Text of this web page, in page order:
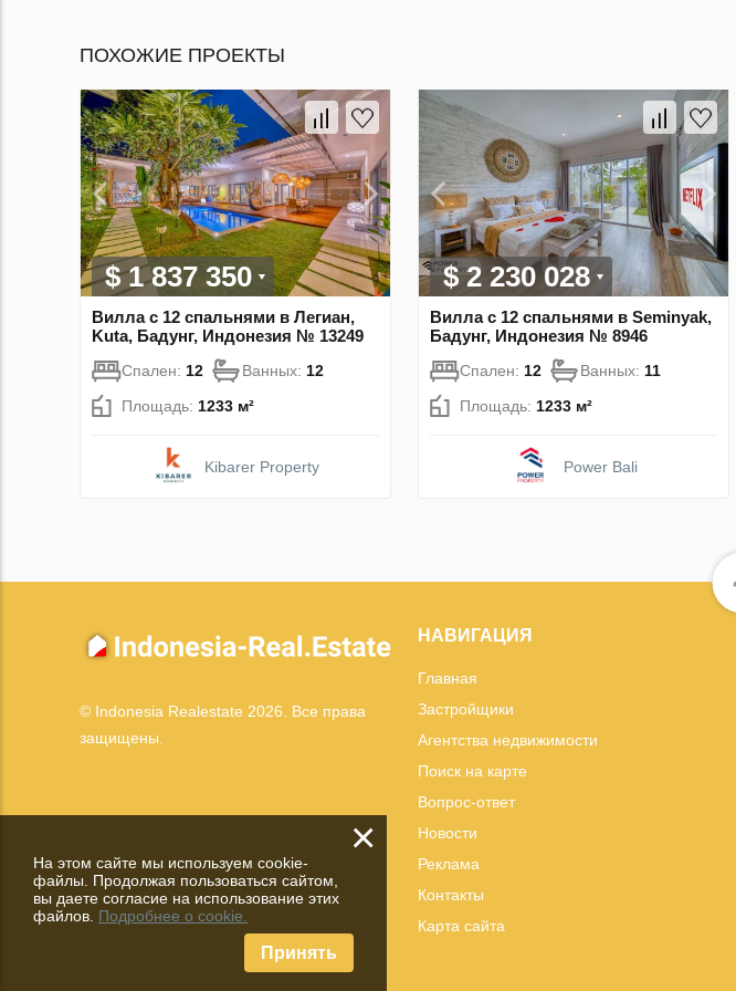
ПОХОЖИЕ ПРОЕКТЫ
$ 1 837 350
Вилла с 12 спальнями в Легиан,
Kuta, Бадунг, Индонезия № 13249
Спален: 12 Ванных: 12
Площадь: 1233 м²
Kibarer Property
$ 2 230 028
Вилла с 12 спальнями в Seminyak,
Бадунг, Индонезия № 8946
Спален: 12 Ванных: 11
Площадь: 1233 м²
Power Bali
© Indonesia Realestate 2026. Все права
защищены.
НАВИГАЦИЯ
Главная
Застройщики
Агентства недвижимости
Поиск на карте
Вопрос-ответ
Новости
Реклама
Контакты
Карта сайта
×
На этом сайте мы используем cookie-
файлы. Продолжая пользоваться сайтом,
вы даете согласие на использование этих
файлов. Подробнее о cookie.
Принять